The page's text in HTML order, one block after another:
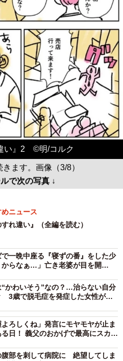
い』2 ©️明/コルク
ます。画像（3/8）
で次の写真 ↓
めニュース
れ違い』（全編を読む）
で一晩中座る『寝ずの番』をした少
らなぁ…」亡き老婆が目を開
“かわいそう”なの？…治らない自分
3歳で脱毛症を発症した女性が、
よろしくね」発言にモヤモヤが止ま
日！ 義父のおかげで最高にスカッ
腹部を刺して病院に 絶望してしま